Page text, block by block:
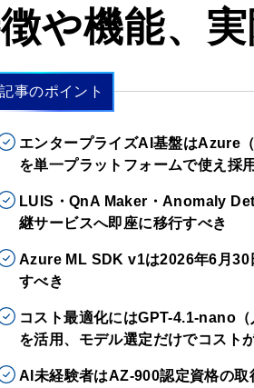
や機能、
事のポイント
エンタープライズAI基盤はAzure
を単一プラットフォームで使え採
LUIS・QnA Maker・Anomaly
継サービスへ即座に移行すべき
Azure ML SDK v1は2026年6月30
すべき
コスト最適化にはGPT-4.1-nano
を活用、モデル選定だけでコスト
AI未経験者はAZ-900認定資格の